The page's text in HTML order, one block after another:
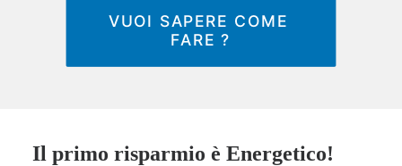
VUOI SAPERE COME
FARE ?
Il primo risparmio è Energetico!